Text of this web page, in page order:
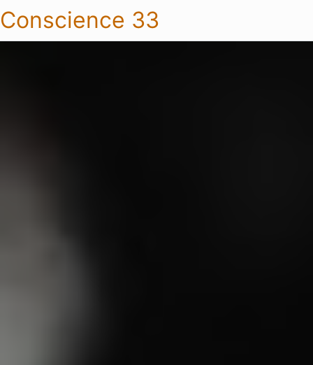
Conscience 33